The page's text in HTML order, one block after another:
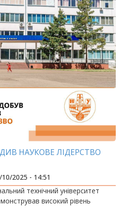
НАУКОВЕ ЛІДЕРСТВО
2025 - 14:51
технічний університет
високий рівень